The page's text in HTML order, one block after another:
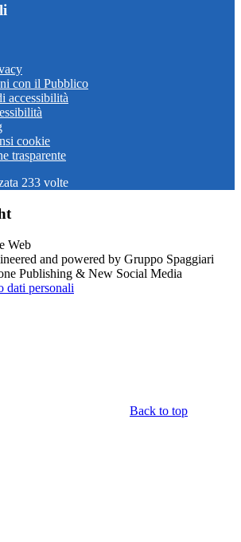
con il Pubblico
accessibilità
cookie
trasparente
233 volte
and powered by Gruppo Spaggiari
Publishing & New Social Media
dati personali
Back to top